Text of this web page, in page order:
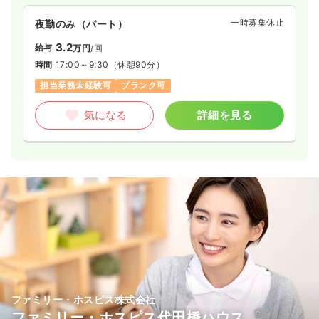
夜勤のみ（パート） 一時募集休止
給与 3.2万円/回
時間 17:00～9:30 （休憩90分）
担当業務未経験可
ブランク可
気になる 詳細を見る
ファミリー・ホスピス株式会社